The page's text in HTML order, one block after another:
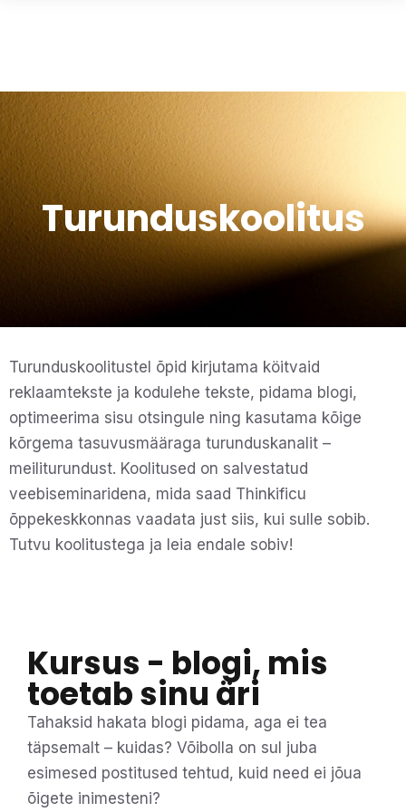
Turunduskoolitus
Turunduskoolitustel õpid kirjutama köitvaid
reklaamtekste ja kodulehe tekste, pidama blogi,
optimeerima sisu otsingule ning kasutama kõige
kõrgema tasuvusmääraga turunduskanalit –
meiliturundust. Koolitused on salvestatud
veebiseminaridena, mida saad Thinkificu
õppekeskkonnas vaadata just siis, kui sulle sobib.
Tutvu koolitustega ja leia endale sobiv!
Kursus - blogi, mis
toetab sinu äri
Tahaksid hakata blogi pidama, aga ei tea
täpsemalt – kuidas? Võibolla on sul juba
esimesed postitused tehtud, kuid need ei jõua
õigete inimesteni?